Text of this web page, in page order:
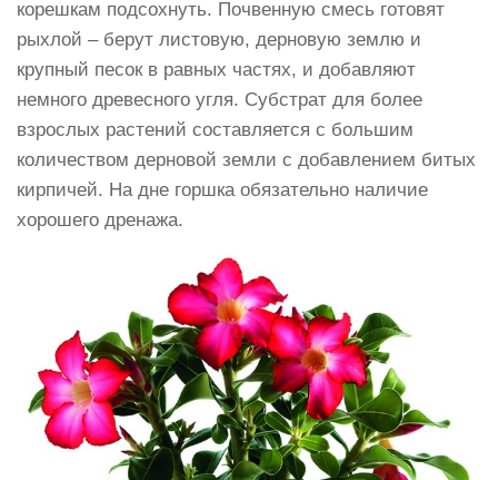
корешкам подсохнуть. Почвенную смесь готовят
рыхлой – берут листовую, дерновую землю и
крупный песок в равных частях, и добавляют
немного древесного угля. Субстрат для более
взрослых растений составляется с большим
количеством дерновой земли с добавлением битых
кирпичей. На дне горшка обязательно наличие
хорошего дренажа.